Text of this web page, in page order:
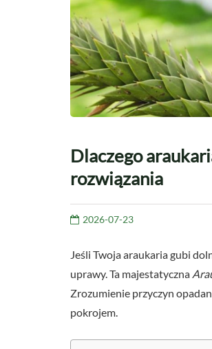
Dlaczego
rozwiązania
2026-07-23
Jeśli Twoja araukaria gubi
uprawy. Ta majestatyczna
Zrozumienie przyczyn
pokrojem.